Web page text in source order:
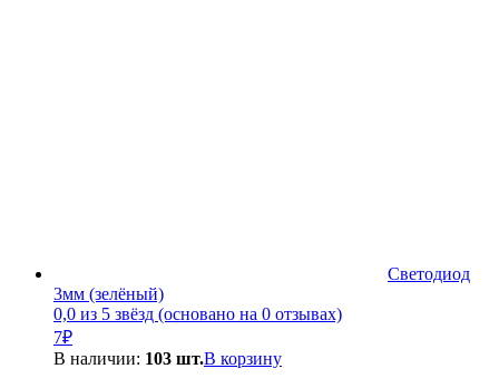
Светодиод
3мм (зелёный)
0,0 из 5 звёзд (основано на 0 отзывах)
7₽
В наличии: 103 шт.В корзину